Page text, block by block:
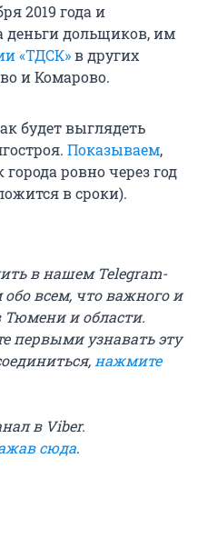
2019 года и
деньги дольщиков, им
«ТДСК»в других
и Комарово.
будет выглядеть
Показываем,
ровно через год
в сроки).
в нашем Telegram-
всем, что важного и
Тюмени и области.
первыми узнавать эту
нажмите
в Viber.
сюда.